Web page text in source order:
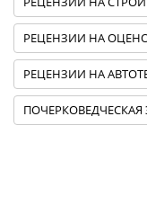
РЕЦЕНЗИИ НА
РЕЦЕНЗИИ НА
ПОЧЕРКОВЕДЧЕСКАЯ